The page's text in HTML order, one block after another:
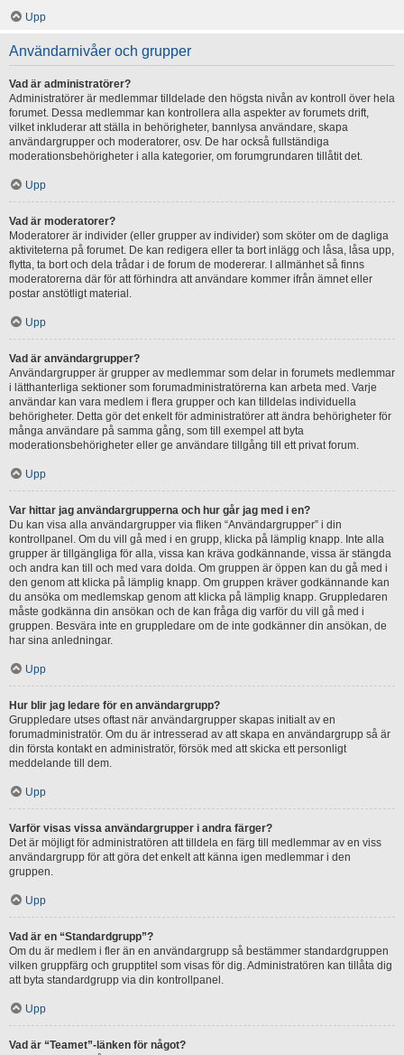
Upp
Användarnivåer och grupper
Vad är administratörer?
Administratörer är medlemmar tilldelade den högsta nivån av kontroll över hela
forumet. Dessa medlemmar kan kontrollera alla aspekter av forumets drift,
vilket inkluderar att ställa in behörigheter, bannlysa användare, skapa
användargrupper och moderatorer, osv. De har också fullständiga
moderationsbehörigheter i alla kategorier, om forumgrundaren tillåtit det.
Upp
Vad är moderatorer?
Moderatorer är individer (eller grupper av individer) som sköter om de dagliga
aktiviteterna på forumet. De kan redigera eller ta bort inlägg och låsa, låsa upp,
flytta, ta bort och dela trådar i de forum de modererar. I allmänhet så finns
moderatorerna där för att förhindra att användare kommer ifrån ämnet eller
postar anstötligt material.
Upp
Vad är användargrupper?
Användargrupper är grupper av medlemmar som delar in forumets medlemmar
i lätthanterliga sektioner som forumadministratörerna kan arbeta med. Varje
användar kan vara medlem i flera grupper och kan tilldelas individuella
behörigheter. Detta gör det enkelt för administratörer att ändra behörigheter för
många användare på samma gång, som till exempel att byta
moderationsbehörigheter eller ge användare tillgång till ett privat forum.
Upp
Var hittar jag användargrupperna och hur går jag med i en?
Du kan visa alla användargrupper via fliken “Användargrupper” i din
kontrollpanel. Om du vill gå med i en grupp, klicka på lämplig knapp. Inte alla
grupper är tillgängliga för alla, vissa kan kräva godkännande, vissa är stängda
och andra kan till och med vara dolda. Om gruppen är öppen kan du gå med i
den genom att klicka på lämplig knapp. Om gruppen kräver godkännande kan
du ansöka om medlemskap genom att klicka på lämplig knapp. Gruppledaren
måste godkänna din ansökan och de kan fråga dig varför du vill gå med i
gruppen. Besvära inte en gruppledare om de inte godkänner din ansökan, de
har sina anledningar.
Upp
Hur blir jag ledare för en användargrupp?
Gruppledare utses oftast när användargrupper skapas initialt av en
forumadministratör. Om du är intresserad av att skapa en användargrupp så är
din första kontakt en administratör, försök med att skicka ett personligt
meddelande till dem.
Upp
Varför visas vissa användargrupper i andra färger?
Det är möjligt för administratören att tilldela en färg till medlemmar av en viss
användargrupp för att göra det enkelt att känna igen medlemmar i den
gruppen.
Upp
Vad är en “Standardgrupp”?
Om du är medlem i fler än en användargrupp så bestämmer standardgruppen
vilken gruppfärg och grupptitel som visas för dig. Administratören kan tillåta dig
att byta standardgrupp via din kontrollpanel.
Upp
Vad är “Teamet”-länken för något?